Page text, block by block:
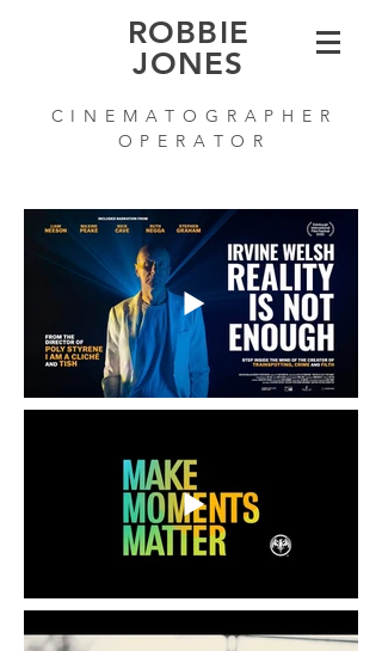
ROBBIE
JONES
C I N E M A T O G R A P H E R
O P E R A T O R